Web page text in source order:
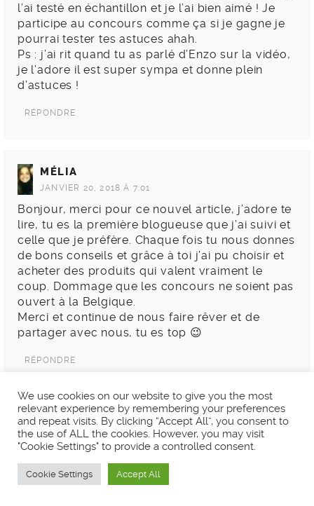
l’ai testé en échantillon et je l’ai bien aimé ! Je
participe au concours comme ça si je gagne je
pourrai tester tes astuces ahah.
Ps : j’ai rit quand tu as parlé d’Enzo sur la vidéo,
je l’adore il est super sympa et donne plein
d’astuces !
RÉPONDRE
MÉLIA
JANVIER 20, 2018 À 7:01
Bonjour, merci pour ce nouvel article, j’adore te
lire, tu es la première blogueuse que j’ai suivi et
celle que je préfère. Chaque fois tu nous donnes
de bons conseils et grâce à toi j’ai pu choisir et
acheter des produits qui valent vraiment le
coup. Dommage que les concours ne soient pas
ouvert à la Belgique.
Merci et continue de nous faire rêver et de
partager avec nous, tu es top 😉
RÉPONDRE
GRAVES MÉLISSA
JANVIER 20, 2018 À 7:02
Je connais se produit je l’utilise tout les jours il
et magnifique
We use cookies on our website to give you the most
relevant experience by remembering your preferences
and repeat visits. By clicking “Accept All”, you consent to
the use of ALL the cookies. However, you may visit
"Cookie Settings" to provide a controlled consent.
Cookie Settings Accept All